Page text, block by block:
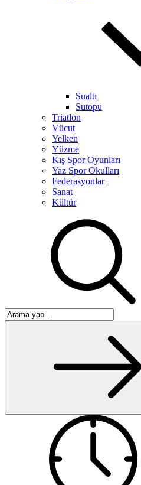
Sualtı
Sutopu
Triatlon
Vücut
Yelken
Yüzme
Kış Spor Oyunları
Yaz Spor Okulları
Federasyonlar
Sanat
Kültür